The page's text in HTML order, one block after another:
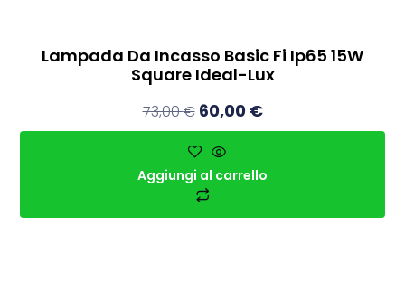
Lampada Da Incasso Basic Fi Ip65 15W
Square Ideal-Lux
73,00€ 60,00 €
Aggiungi al carrello